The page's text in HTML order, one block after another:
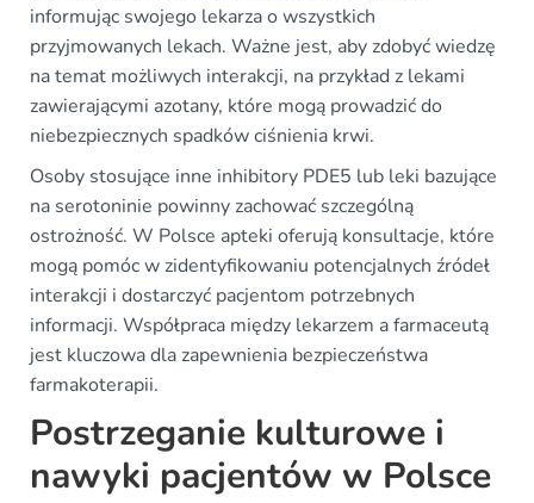
informując swojego lekarza o wszystkich
przyjmowanych lekach. Ważne jest, aby zdobyć wiedzę
na temat możliwych interakcji, na przykład z lekami
zawierającymi azotany, które mogą prowadzić do
niebezpiecznych spadków ciśnienia krwi.
Osoby stosujące inne inhibitory PDE5 lub leki bazujące
na serotoninie powinny zachować szczególną
ostrożność. W Polsce apteki oferują konsultacje, które
mogą pomóc w zidentyfikowaniu potencjalnych źródeł
interakcji i dostarczyć pacjentom potrzebnych
informacji. Współpraca między lekarzem a farmaceutą
jest kluczowa dla zapewnienia bezpieczeństwa
farmakoterapii.
Postrzeganie kulturowe i
nawyki pacjentów w Polsce